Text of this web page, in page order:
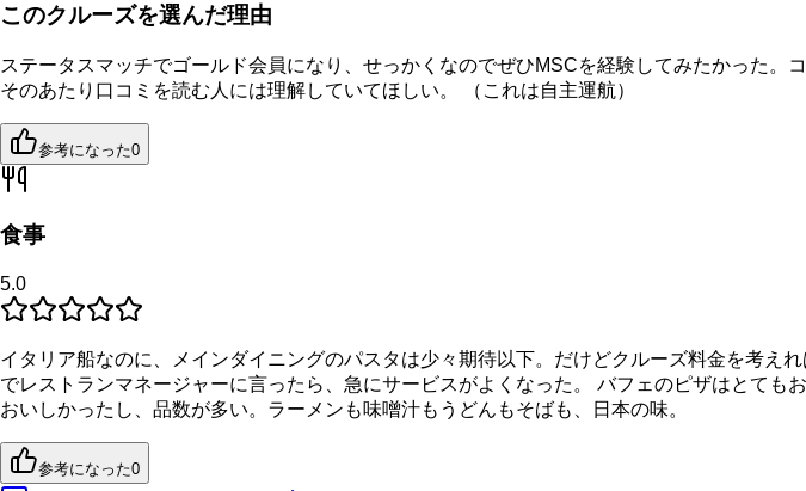
このクルーズを選んだ理由
ステータスマッチでゴールド会員になり、せっかくなのでぜひMSCを経験してみたかった
そのあたり口コミを読む人には理解していてほしい。 （これは自主運航）
参考になった0
食事
5.0
イタリア船なのに、メインダイニングのパスタは少々期待以下。だけどクルーズ料金を考え
でレストランマネージャーに言ったら、急にサービスがよくなった。 バフェのピザはとて
おいしかったし、品数が多い。ラーメンも味噌汁もうどんもそばも、日本の味。
参考になった0